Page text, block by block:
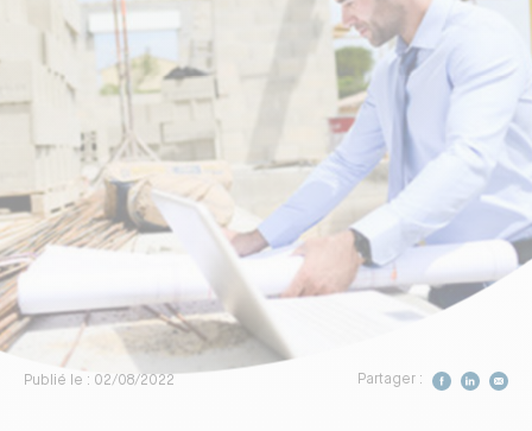
Publié le : 02/08/2022 Partager :
Vivez dans un logement sain
Vivez dans un logement plus
fonctionnel
Respectez davantage
l’environnement
Préférez un professionnel reconnu
Construire votre maison